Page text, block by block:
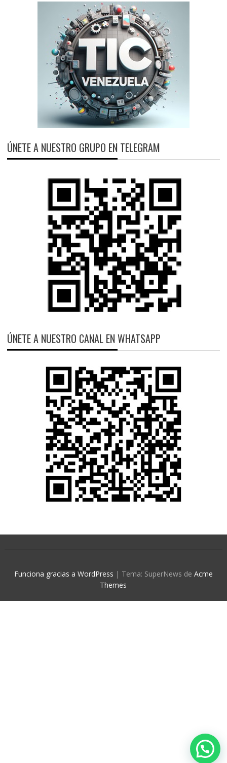
ÚNETE A NUESTRO GRUPO EN TELEGRAM
ÚNETE A NUESTRO CANAL EN WHATSAPP
Funciona gracias a WordPress | Tema: SuperNews de Acme
Themes